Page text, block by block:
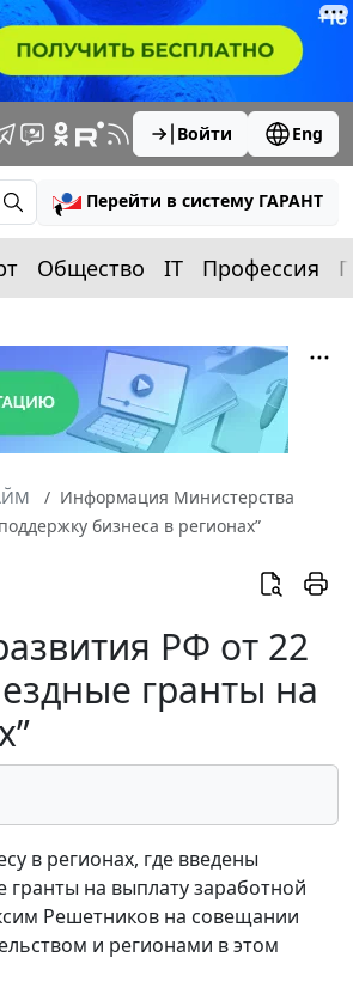
Войти Eng
Перейти в систему ГАРАНТ
Общество IT Профессия
Информация Министерства
бизнеса в регионах”
РФ от 22
гранты на
в регионах, где введены
на выплату заработной
Решетников на совещании
и регионами в этом